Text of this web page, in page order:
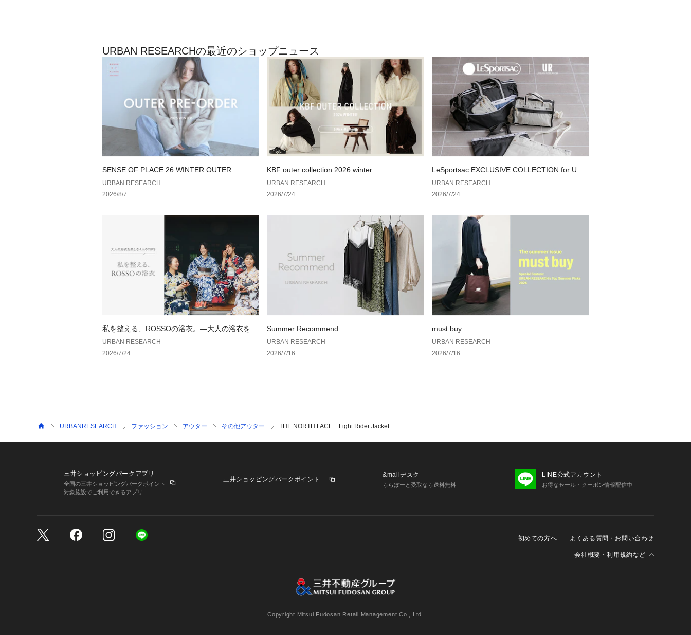
※上記は、商品付属のメーカータグに記載されたサイズ
です。
当社サイズガイドに基づき計測した数値につきまして
は、採寸表の実寸サイズをご参照ください。
収納時 : 高さ31cm / 幅27cm / マチ17cm
※商品画像は、光の当たり具合やパソコンなどの閲覧環
境により、実際の色味と異なって見える場合がございま
す。予めご了承ください。
※商品の色味の目安は、商品単体の画像をご参照くださ
▼お気に入り登録のおすすめ▼
格情報や在庫状況の確認が可能です。
お買い物リストの管理にぜひご利用ください。
素材感
透け感 : なし
伸縮性 : なし
裏地 : あり
光沢 : なし
ポケット : あり
URBAN RESEARCHの最近のショップニュース
SENSE OF PLACE 26:WINTER OUTER
URBAN RESEARCH
2026/8/7
KBF outer collection 2026 winter
URBAN RESEARCH
2026/7/24
LeSportsac EXCLUSIVE COLLECTION for URB
AN RESEARCH
URBAN RESEARCH
2026/7/24
私を整える、ROSSOの浴衣。—大人の浴衣を楽
しむ、4人のTIPS—
URBAN RESEARCH
2026/7/24
Summer Recommend
URBAN RESEARCH
2026/7/16
must buy
URBAN RESEARCH
2026/7/16
URBANRESEARCH ファッション アウター その他アウター THE NORTH FACE Light Rider Jacket
三井ショッピングパークアプリ
全国の三井ショッピングパークポイント
対象施設でご利用できるアプリ
三井ショッピングパークポイント
&mallデスク
ららぽーと受取なら送料無料
LINE公式アカウント
お得なセール・クーポン情報配信中
初めての方へ よくある質問・お問い合わせ
会社概要・利用規約など
個人情報保護方針 個人情報の取り扱いについて
Copyright Mitsui Fudosan Retail Management Co., Ltd.